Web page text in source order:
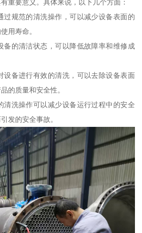
重要意义。具体来说，以下几个方面：
过规范的清洗操作，可以减少设备表面的
用寿命。
备的清洁状态，可以降低故障率和维修成
设备进行有效的清洗，可以去除设备表面
的质量和安全性。
清洗操作可以减少设备运行过程中的安全
发的安全事故。